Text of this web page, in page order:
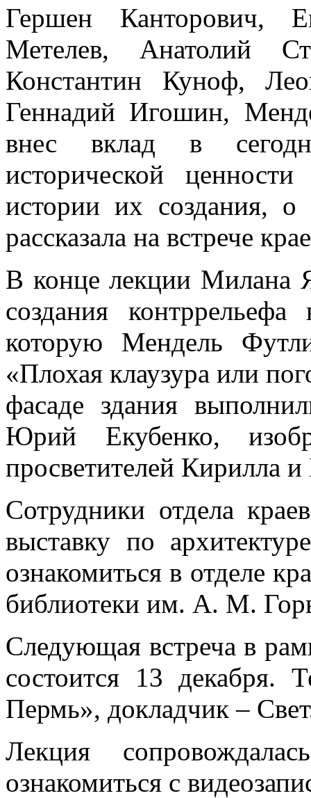
Гершен Канторович,
Метелев, Анатолий
Константин Куноф,
Геннадий Игошин,
внес вклад в
исторической
истории их создания, о
рассказала на встрече
В конце лекции Милана
создания
которую Мендель
«Плохая клаузура или
фасаде здания
Юрий Екубенко,
просветителей Кирилла
Сотрудники отдела
выставку по
ознакомиться в отделе
библиотеки им. А. М.
Следующая встреча в
состоится 13 декабря.
Пермь», докладчик –
Лекция
ознакомиться с